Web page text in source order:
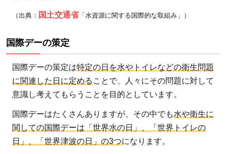
NGO
付
ボラ
ンテ
ィア
4.3
日本
（出典： 国土交通省「水資源に関する国際的な取組み」）
国際デーの策定
国際デーの策定は特定の日を水やトイレなどの衛生問題
に関連した日に定める ことで、人々にその問題に対して
意識し考えてもらうことを目的としています。
国際デーはたくさんありますが、その中でも水や衛生に
関しての国際デーは「世界水の日」、「世界トイレの
日」、「世界津波の日」の3つになります。